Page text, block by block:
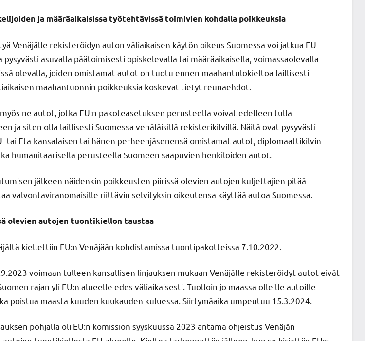
ja määräaikaisissa työtehtävissä toimivien kohdalla poikkeuksia
Venäjälle rekisteröidyn auton väliaikaisen käytön oikeus Suomessa voi jatkua EU-
asuvalla päätoimisesti opiskelevalla tai määräaikaisella, voimassaolevalla
olevalla, joiden omistamat autot on tuotu ennen maahantulokieltoa laillisesti
maahantuonnin poikkeuksia koskevat tietyt reunaehdot.
ne autot, jotka EU:n pakoteasetuksen perusteella voivat edelleen tulla
ja siten olla laillisesti Suomessa venäläisillä rekisterikilvillä. Näitä ovat pysyvästi
tai Eta-kansalaisen tai hänen perheenjäsenensä omistamat autot, diplomaattikilvin
humanitaarisella perusteella Suomeen saapuvien henkilöiden autot.
jälkeen näidenkin poikkeusten piirissä olevien autojen kuljettajien pitää
valvontaviranomaisille riittävin selvityksin oikeutensa käyttää autoa Suomessa.
olevien autojen tuontikiellon taustaa
kiellettiin EU:n Venäjään kohdistamissa tuontipakotteissa 7.10.2022.
voimaan tulleen kansallisen linjauksen mukaan Venäjälle rekisteröidyt autot eivät
rajan yli EU:n alueelle edes väliaikaisesti. Tuolloin jo maassa olleille autoille
poistua maasta kuuden kuukauden kuluessa. Siirtymäaika umpeutuu 15.3.2024.
pohjalla oli EU:n komission syyskuussa 2023 antama ohjeistus Venäjän